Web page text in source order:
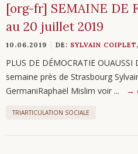
[org-fr] SEMAINE DE
au 20 juillet 2019
10.06.2019 DE: SYLVAIN COIPLET,
PLUS DE DÉMOCRATIE OUAUSSI
semaine près de Strasbourg
GermaniRaphaël Mislim voir ...
TRIARTICULATION SOCIALE